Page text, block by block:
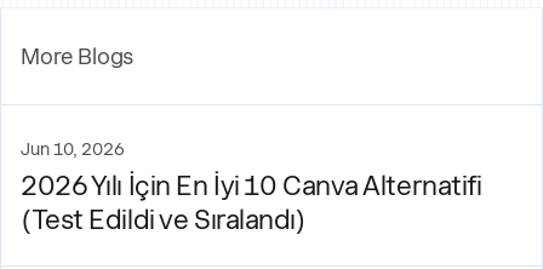
More Blogs
Jun 10, 2026
2026 Yılı İçin En İyi 10 Canva Alternatifi
(Test Edildi ve Sıralandı)